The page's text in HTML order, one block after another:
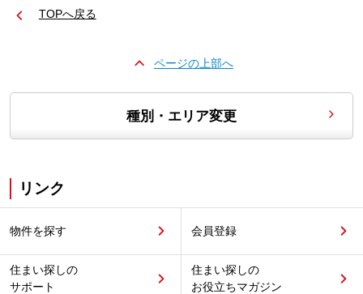
TOPへ戻る
ページの上部へ
種別・エリア変更
リンク
物件を探す 会員登録
住まい探しの
サポート
住まい探しの
お役立ちマガジン